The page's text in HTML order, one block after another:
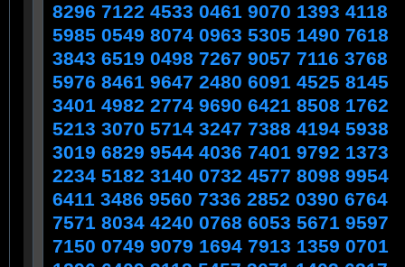
8296 7122 4533 0461 9070 1393 4118
5985 0549 8074 0963 5305 1490 7618
3843 6519 0498 7267 9057 7116 3768
5976 8461 9647 2480 6091 4525 8145
3401 4982 2774 9690 6421 8508 1762
5213 3070 5714 3247 7388 4194 5938
3019 6829 9544 4036 7401 9792 1373
2234 5182 3140 0732 4577 8098 9954
6411 3486 9560 7336 2852 0390 6764
7571 8034 4240 0768 6053 5671 9597
7150 0749 9079 1694 7913 1359 0701